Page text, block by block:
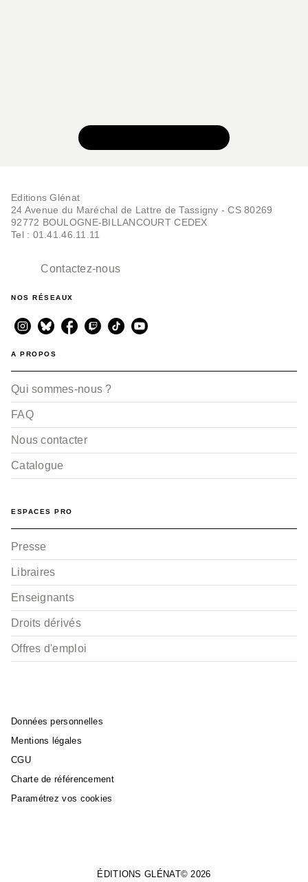
Editions Glénat
24 Avenue du Maréchal de Lattre de Tassigny - CS 80269
92772 BOULOGNE-BILLANCOURT CEDEX
Tel : 01.41.46.11.11
Contactez-nous
NOS RÉSEAUX
A PROPOS
Qui sommes-nous ?
FAQ
Nous contacter
Catalogue
ESPACES PRO
Presse
Libraires
Enseignants
Droits dérivés
Offres d'emploi
Données personnelles
Mentions légales
CGU
Charte de référencement
Paramétrez vos cookies
ÉDITIONS GLÉNAT© 2026